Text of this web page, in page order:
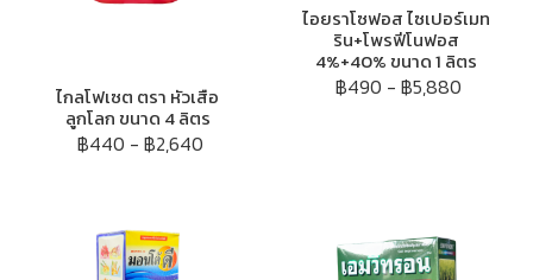
ไกลโฟเซต ตรา หัวเสือ
ลูกโลก ขนาด 4 ลิตร
฿440 - ฿2,640
ไอยราโซฟอส ไซเปอร์เมท
ริน+โพรฟีโนฟอส
4%+40% ขนาด 1 ลิตร
฿490 - ฿5,880